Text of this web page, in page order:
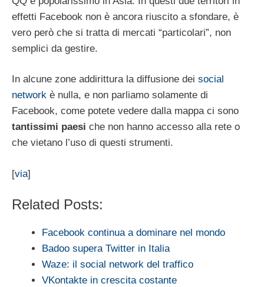
effetti Facebook non è ancora riuscito a sfondare, è
vero però che si tratta di mercati “particolari”, non
semplici da gestire.
In alcune zone addirittura la diffusione dei social
network è nulla, e non parliamo solamente di
Facebook, come potete vedere dalla mappa ci sono
tantissimi paesi che non hanno accesso alla rete o
che vietano l’uso di questi strumenti.
[via]
Related Posts:
Facebook continua a dominare nel mondo
Badoo supera Twitter in Italia
Waze: il social network del traffico
VKontakte in crescita costante